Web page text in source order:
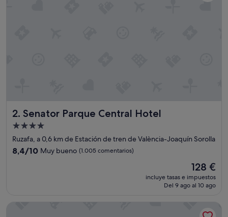
a
o
n
2. Senator Parque Central Hotel
Senator Parque Central Hotel
Alojamiento
de
4.0 estrellas
Ruzafa, a 0,6 km de Estación de tren de València-Joaquín Sorolla
8.4
8,4/10 Muy bueno (1.005 comentarios)
El
precio
actual
de
128 €
128 €
incluye tasas e impuestos
Del 9 ago al 10 ago